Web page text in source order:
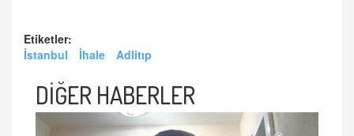
Etiketler:
İstanbul
İhale Adlitıp
DİĞER HABERLER